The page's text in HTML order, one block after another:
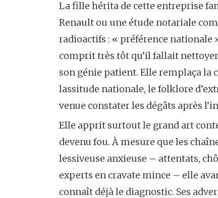
La fille hérita de cette entreprise
Renault ou une étude notariale
radioactifs : « préférence nationale
comprit très tôt qu’il fallait
son génie patient. Elle remplaça la
lassitude nationale, le folklore
venue constater les dégâts après
Elle apprit surtout le grand art
devenu fou. À mesure que les
lessiveuse anxieuse – attentats,
experts en cravate mince – elle
connaît déjà le diagnostic. Ses